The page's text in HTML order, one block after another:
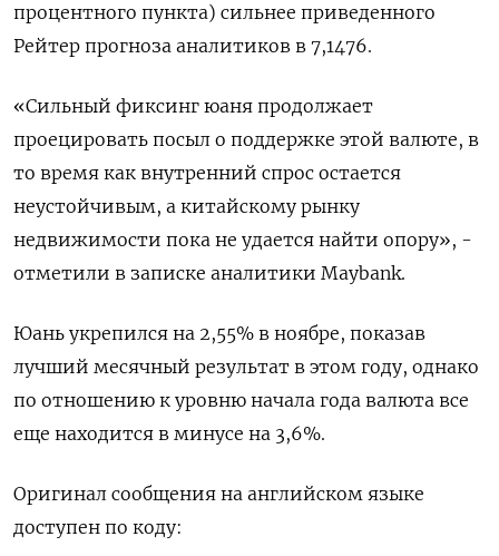
процентного пункта) сильнее приведенного
Рейтер прогноза аналитиков в 7,1476.
«Сильный фиксинг юаня продолжает
проецировать посыл о поддержке этой валюте, в
то время как внутренний спрос остается
неустойчивым, а китайскому рынку
недвижимости пока не удается найти опору», -
отметили в записке аналитики Maybank.
Юань укрепился на 2,55% в ноябре, показав
лучший месячный результат в этом году, однако
по отношению к уровню начала года валюта все
еще находится в минусе на 3,6%.
Оригинал сообщения на английском языке
доступен по коду: